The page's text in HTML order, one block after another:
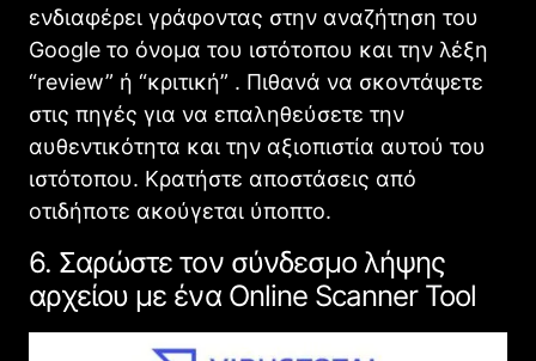
ενδιαφέρει γράφοντας στην αναζήτηση του
Google το όνομα του ιστότοπου και την λέξη
“review” ή “κριτική” . Πιθανά να σκοντάψετε
στις πηγές για να επαληθεύσετε την
αυθεντικότητα και την αξιοπιστία αυτού του
ιστότοπου. Κρατήστε αποστάσεις από
οτιδήποτε ακούγεται ύποπτο.
6. Σαρώστε τον σύνδεσμο λήψης
αρχείου με ένα Online Scanner Tool